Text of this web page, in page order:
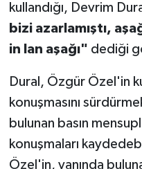
kullandığı, Devrim
bizi azarlamıştı,
in lan aşağı" dediği
Dural, Özgür Özel'in
konuşmasını
bulunan basın
konuşmaları
Özel'in, yanında